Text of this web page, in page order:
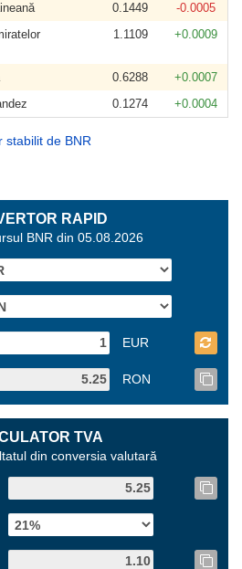
0.1449
-0.0005
1.1109 +0.0009
0.6288
+0.0007
0.1274 +0.0004
stabilit de BNR
RAPID
BNR din 05.08.2026
EUR
RON
TVA
din conversia valutară